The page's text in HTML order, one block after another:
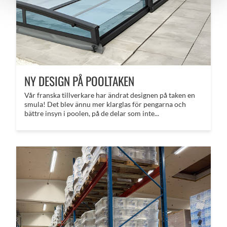
NY DESIGN PÅ POOLTAKEN
Vår franska tillverkare har ändrat designen på taken en
smula! Det blev ännu mer klarglas för pengarna och
bättre insyn i poolen, på de delar som inte...